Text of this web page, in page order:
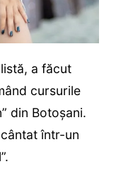
a făcut
cursurile
din Botoșani.
într-un